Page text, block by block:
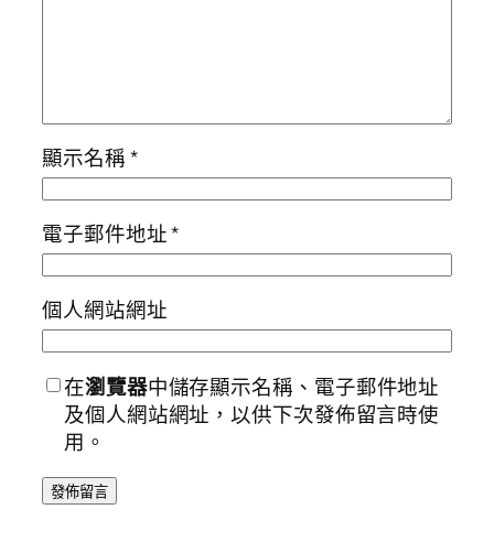
顯示名稱*
電子郵件地址*
個人網站網址
在瀏覽器中儲存顯示名稱、電子郵件地址
及個人網站網址，以供下次發佈留言時使
用。